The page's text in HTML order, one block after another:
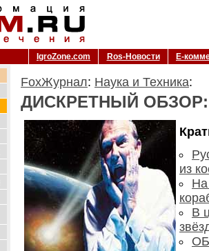
IgroZone.com Ros-Новости
Е-
FoxЖурнал: Наука и Техника:
ДИСКРЕТНЫЙ
из
На
В